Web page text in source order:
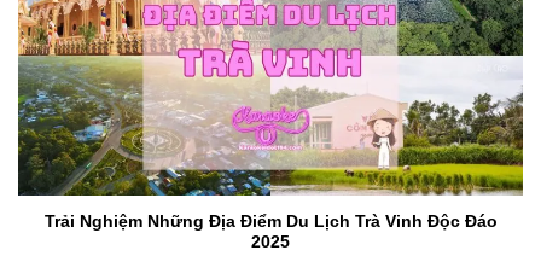
Trải Nghiệm Những Địa Điểm Du Lịch Trà Vinh Độc Đáo
2025